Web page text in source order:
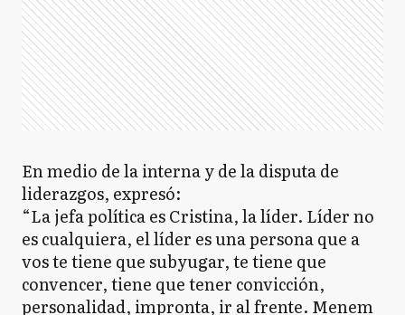
En medio de la interna y de la disputa de
liderazgos, expresó:
“La jefa política es Cristina, la líder. Líder no
es cualquiera, el líder es una persona que a
vos te tiene que subyugar, te tiene que
convencer, tiene que tener convicción,
personalidad, impronta, ir al frente. Menem